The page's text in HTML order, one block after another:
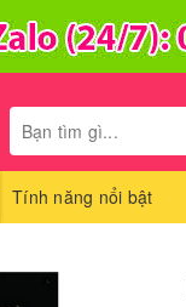
Tính năng nổi bật